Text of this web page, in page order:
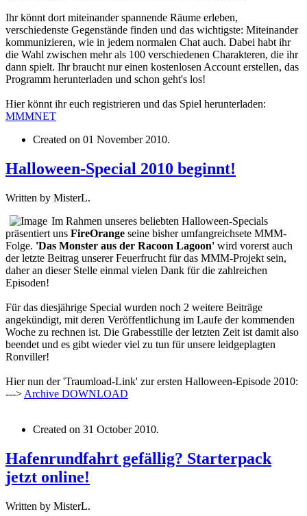
Ihr könnt dort miteinander spannende Räume erleben,
verschiedenste Gegenstände finden und das wichtigste: Miteinander
kommunizieren, wie in jedem normalen Chat auch. Dabei habt ihr
die Wahl zwischen mehr als 100 verschiedenen Charakteren, die ihr
dann spielt. Ihr braucht nur einen kostenlosen Account erstellen, das
Programm herunterladen und schon geht's los!
Hier könnt ihr euch registrieren und das Spiel herunterladen:
MMMNET
Created on 01 November 2010.
Halloween-Special 2010 beginnt!
Written by MisterL.
Im Rahmen unseres beliebten Halloween-Specials
präsentiert uns FireOrange seine bisher umfangreichsete MMM-
Folge. 'Das Monster aus der Racoon Lagoon' wird vorerst auch
der letzte Beitrag unserer Feuerfrucht für das MMM-Projekt sein,
daher an dieser Stelle einmal vielen Dank für die zahlreichen
Episoden!
Für das diesjährige Special wurden noch 2 weitere Beiträge
angekündigt, mit deren Veröffentlichung im Laufe der kommenden
Woche zu rechnen ist. Die Grabesstille der letzten Zeit ist damit also
beendet und es gibt wieder viel zu tun für unsere leidgeplagten
Ronviller!
Hier nun der 'Traumload-Link' zur ersten Halloween-Episode 2010:
---> Archive DOWNLOAD
Created on 31 October 2010.
Hafenrundfahrt gefällig? Starterpack
jetzt online!
Written by MisterL.